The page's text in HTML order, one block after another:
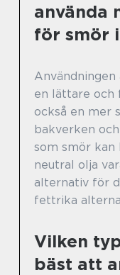
använda
för smör
en lättare och
också en mer
bakverken
som smör kan
neutral olja
alternativ för
fettrika
Vilken
bäst att